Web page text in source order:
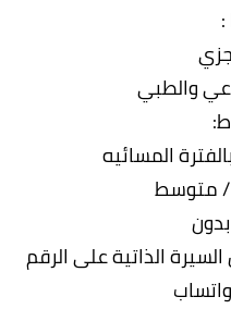
:
والطبي
المسائيه
متوسط
الذاتية على الرقم